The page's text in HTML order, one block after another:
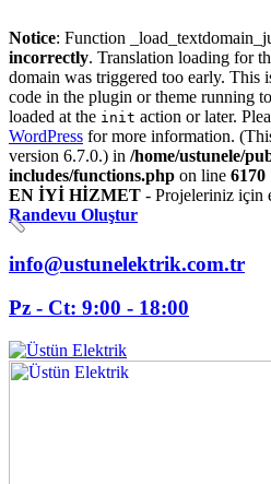
Notice: Function
incorrectly. Translation loading for
domain was triggered too early. This
code in the plugin or theme running
loaded at the init action or later.
WordPress for more information.
version 6.7.0.) in /home/ustunele/
includes/functions.php on line 6170
EN İYİ HİZMET - Projeleriniz için
Randevu Oluştur
info@ustunelektrik.com.tr
Pz - Ct: 9:00 - 18:00